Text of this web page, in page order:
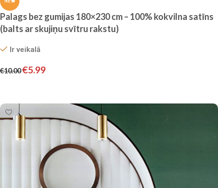
Palags bez gumijas 180×230 cm – 100% kokvilna satīns
(balts ar skujiņu svītru rakstu)
Ir veikalā
€10.00€5.99